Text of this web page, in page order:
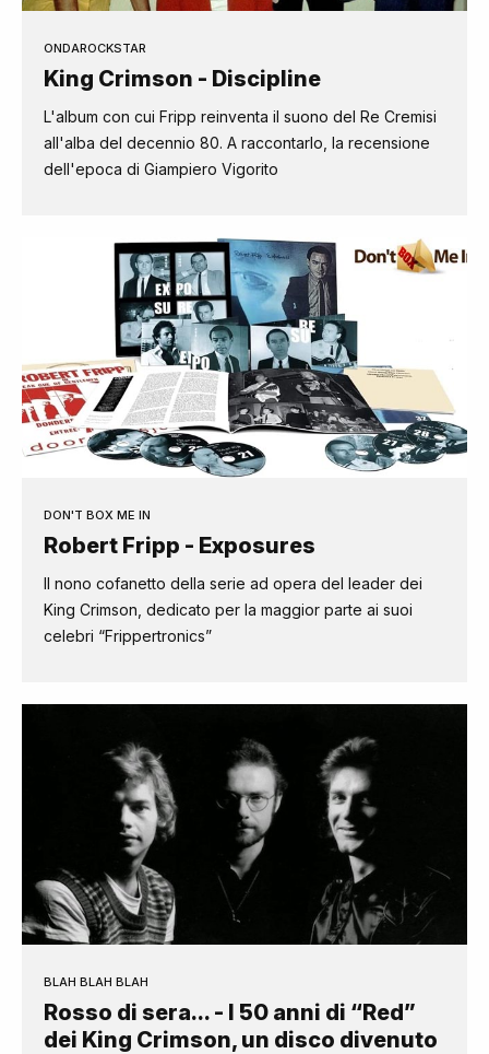
ONDAROCKSTAR
King Crimson - Discipline
L'album con cui Fripp reinventa il suono del Re Cremisi
all'alba del decennio 80. A raccontarlo, la recensione
dell'epoca di Giampiero Vigorito
DON'T BOX ME IN
Robert Fripp - Exposures
Il nono cofanetto della serie ad opera del leader dei
King Crimson, dedicato per la maggior parte ai suoi
celebri “Frippertronics”
BLAH BLAH BLAH
Rosso di sera... - I 50 anni di “Red”
dei King Crimson, un disco divenuto